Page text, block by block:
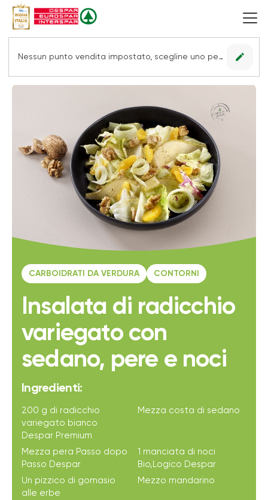
Nessun punto vendita impostato, scegline uno per vedere le offerte. edit
CARBOIDRATI DA VERDURA CONTORNI
Insalata di radicchio
variegato con
sedano, pere e noci
Ingredienti:
200 g di radicchio
variegato bianco
Despar Premium
Mezza costa di sedano
Mezza pera Passo dopo
Passo Despar
1 manciata di noci
Bio,Logico Despar
Un pizzico di gomasio
alle erbe
Mezzo mandarino